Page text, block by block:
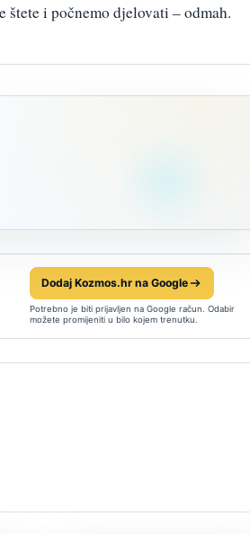
štete i počnemo djelovati – odmah.
Dodaj Kozmos.hr na Google
Potrebno je biti prijavljen na Google račun. Odabir
možete promijeniti u bilo kojem trenutku.